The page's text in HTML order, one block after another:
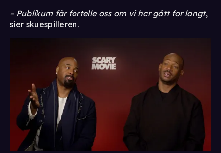
– Publikum får fortelle oss om vi har gått for langt,
sier skuespilleren.